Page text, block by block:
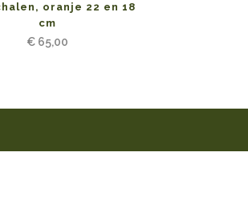
oranje 22 en 18
cm
€65,00